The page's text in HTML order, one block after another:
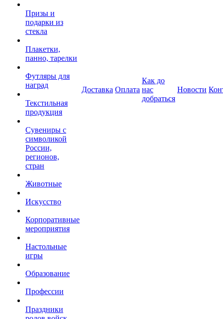
Призы и
подарки из
стекла
Плакетки,
панно, тарелки
Футляры для
наград
Текстильная
продукция
Сувениры с
символикой
России,
регионов,
стран
Животные
Искусство
Корпоративные
мероприятия
Настольные
игры
Образование
Профессии
Праздники
Доставка Оплата
Как до
нас
добраться
Новости